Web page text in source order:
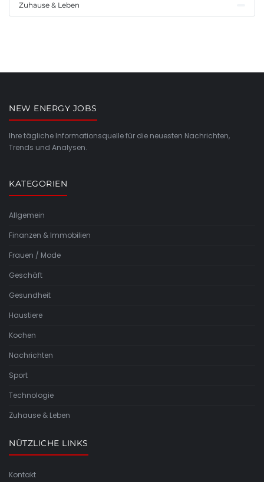
Zuhause & Leben
NEW ENERGY JOBS
Ihre tägliche Informationsquelle für die neuesten Nachrichten,
Trends und Analysen.
KATEGORIEN
Allgemein
Finanzen & Immobilien
Frauen / Mode
Geschäft
Gesundheit
Haustiere
Kochen
Nachrichten
Sport
Technologie
Zuhause & Leben
NÜTZLICHE LINKS
Kontakt